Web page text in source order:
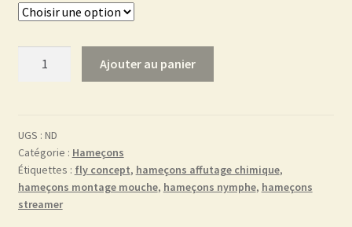
BL700
Ajouter au panier
UGS : ND
Catégorie : Hameçons
Étiquettes : fly concept, hameçons affutage chimique,
hameçons montage mouche, hameçons nymphe, hameçons
streamer